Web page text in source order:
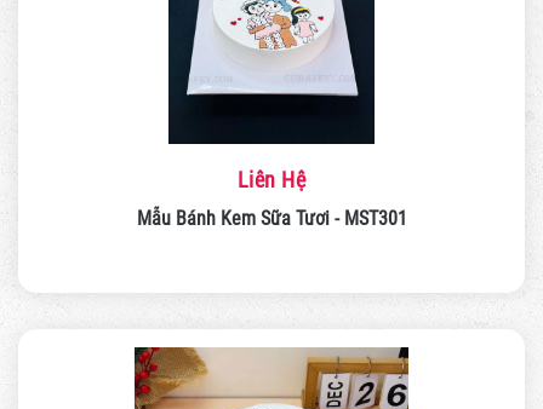
Liên Hệ
Mẫu Bánh Kem Sữa Tươi - MST301